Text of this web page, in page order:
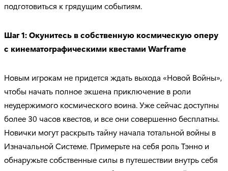
подготовиться к грядущим событиям.
Шаг 1: Окунитесь в собственную космическую оперу
с кинематографическими квестами Warframe
Новым игрокам не придется ждать выхода «Новой Войны»,
чтобы начать полное экшена приключение в роли
неудержимого космического воина. Уже сейчас доступны
более 30 часов квестов, и все они совершенно бесплатны.
Новички могут раскрыть тайну начала тотальной войны в
Изначальной Системе. Примерьте на себя роль Тэнно и
обнаружьте собственные силы в путешествии внутрь себя